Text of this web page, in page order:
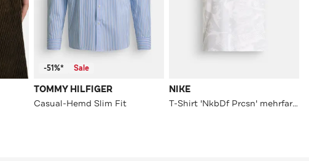
-51%* Sale
TOMMY HILFIGER
Casual-Hemd Slim Fit
NIKE
T-Shirt 'NkbDf Prcsn' mehrfarbig